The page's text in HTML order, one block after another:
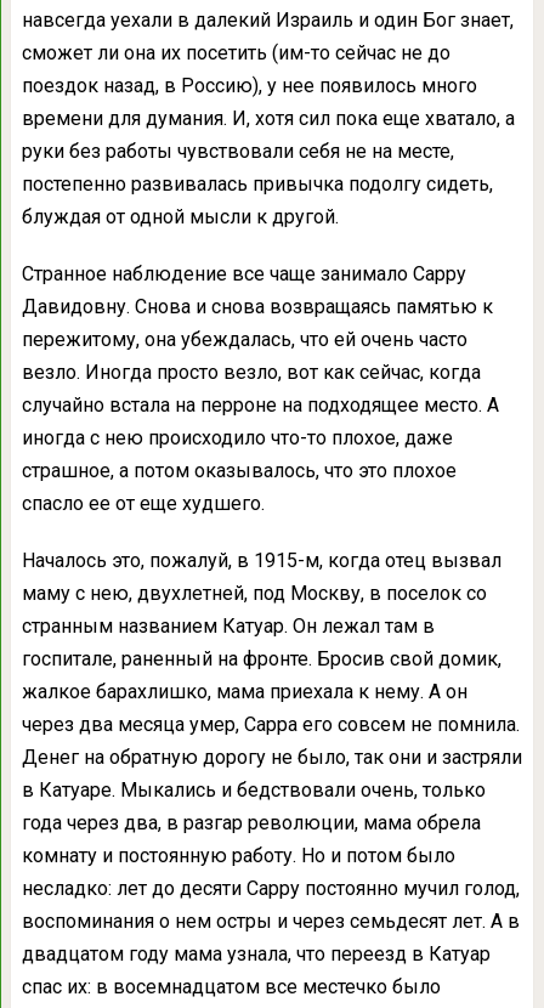
навсегда уехали в далекий Израиль и один Бог знает,
сможет ли она их посетить (им-то сейчас не до
поездок назад, в Россию), у нее появилось много
времени для думания. И, хотя сил пока еще хватало, а
руки без работы чувствовали себя не на месте,
постепенно развивалась привычка подолгу сидеть,
блуждая от одной мысли к другой.
Странное наблюдение все чаще занимало Сарру
Давидовну. Снова и снова возвращаясь памятью к
пережитому, она убеждалась, что ей очень часто
везло. Иногда просто везло, вот как сейчас, когда
случайно встала на перроне на подходящее место. А
иногда с нею происходило что-то плохое, даже
страшное, а потом оказывалось, что это плохое
спасло ее от еще худшего.
Началось это, пожалуй, в 1915-м, когда отец вызвал
маму с нею, двухлетней, под Москву, в поселок со
странным названием Катуар. Он лежал там в
госпитале, раненный на фронте. Бросив свой домик,
жалкое барахлишко, мама приехала к нему. А он
через два месяца умер, Сарра его совсем не помнила.
Денег на обратную дорогу не было, так они и застряли
в Катуаре. Мыкались и бедствовали очень, только
года через два, в разгар революции, мама обрела
комнату и постоянную работу. Но и потом было
несладко: лет до десяти Сарру постоянно мучил голод,
воспоминания о нем остры и через семьдесят лет. А в
двадцатом году мама узнала, что переезд в Катуар
спас их: в восемнадцатом все местечко было